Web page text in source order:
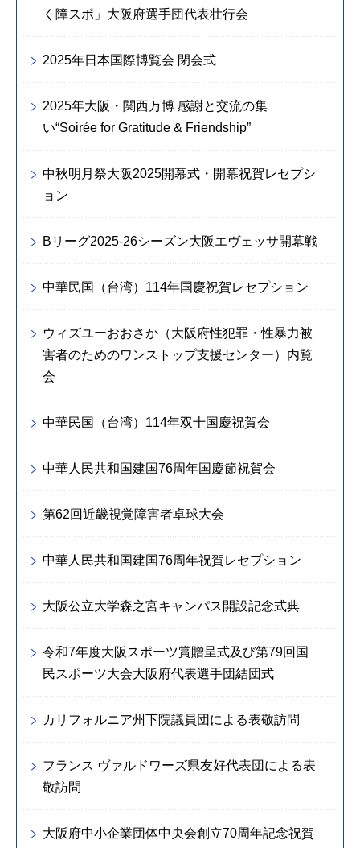
く障スポ」大阪府選手団代表壮行会
2025年日本国際博覧会 閉会式
2025年大阪・関西万博 感謝と交流の集
い“Soirée for Gratitude & Friendship”
中秋明月祭大阪2025開幕式・開幕祝賀レセプシ
ョン
Bリーグ2025-26シーズン大阪エヴェッサ開幕戦
中華民国（台湾）114年国慶祝賀レセプション
ウィズユーおおさか（大阪府性犯罪・性暴力被
害者のためのワンストップ支援センター）内覧
会
中華民国（台湾）114年双十国慶祝賀会
中華人民共和国建国76周年国慶節祝賀会
第62回近畿視覚障害者卓球大会
中華人民共和国建国76周年祝賀レセプション
大阪公立大学森之宮キャンパス開設記念式典
令和7年度大阪スポーツ賞贈呈式及び第79回国
民スポーツ大会大阪府代表選手団結団式
カリフォルニア州下院議員団による表敬訪問
フランス ヴァルドワーズ県友好代表団による表
敬訪問
大阪府中小企業団体中央会創立70周年記念祝賀